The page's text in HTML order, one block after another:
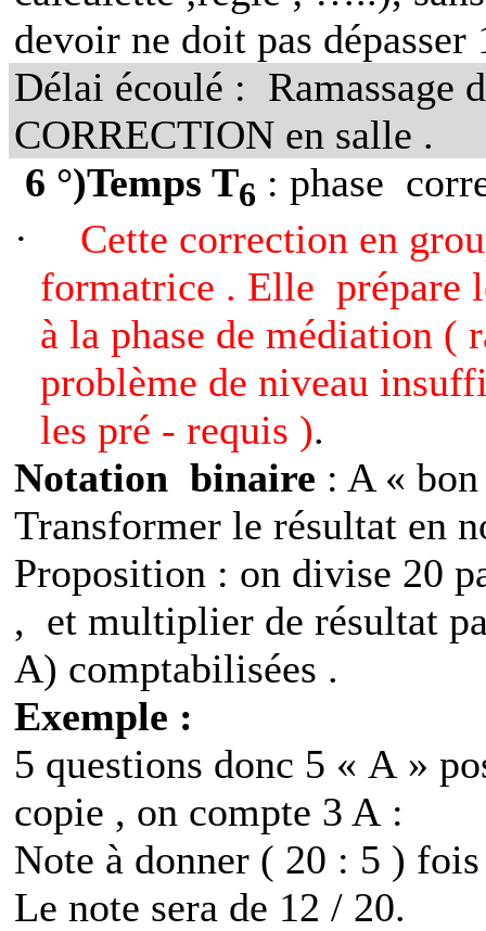
devoir ne doit pas dépasser
Délai écoulé : Ramassage
CORRECTION en salle .
6 °)Temps T6 : phase
·
Cette correction en
formatrice . Elle prépare
à la phase de médiation (
problème de niveau
les pré - requis ).
Notation binaire : A «
Transformer le résultat en
Proposition : on divise 20
, et multiplier de résultat
A) comptabilisées .
Exemple :
5 questions donc 5 « A »
copie , on compte 3 A :
Note à donner ( 20 : 5 )
Le note sera de 12 / 20.